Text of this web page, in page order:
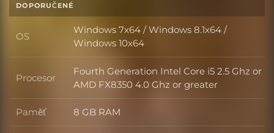
DOPORUČENÉ
OS OS
Windows 7x64 / Windows 8.1x64 /
Windows 10x64
Procesor Procesor
Fourth Generation Intel Core i5 2.5 Ghz or
AMD FX8350 4.0 Ghz or greater
Paměť Paměť
8 GB RAM